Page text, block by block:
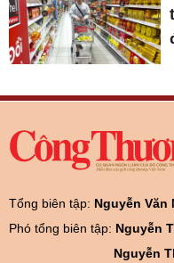
Tổng biên tập: Nguyễn Văn
Phó tổng biên tập: Nguyễn
Nguyễn